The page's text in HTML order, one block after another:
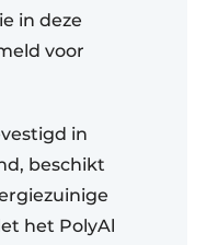
in deze
voor
in
beschikt
het PolyAl